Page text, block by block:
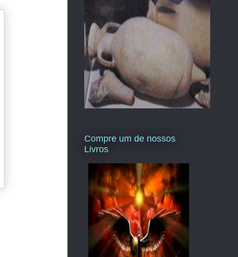
Compre um de nossos
Livros